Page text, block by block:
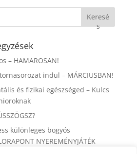
Keresé
s
– HAMAROSAN!
tornasorozat indul – MÁRCIUSBAN!
és fizikai egészséged – Kulcs
különleges bogyós
NYEREMÉNYJÁTÉK